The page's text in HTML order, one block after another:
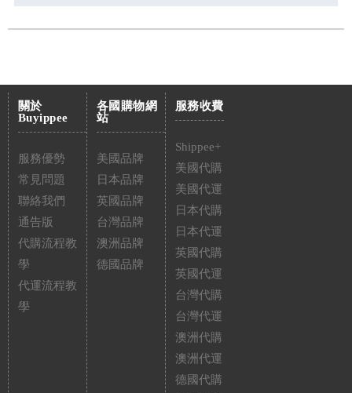
關於
Buyippee
服務優勢
常見問題
聯絡我們
通告版
代購流程教
學
代運流程教
學
各國購物網
站
美國品牌
日本品牌
英國品牌
台灣品牌
澳洲品牌
德國品牌
服務收費
Shippee+
美國代購
美國代運
日本代購
日本代運
英國代購
英國代運
台灣代購
台灣代運
澳洲代購
澳洲代運
德國代購